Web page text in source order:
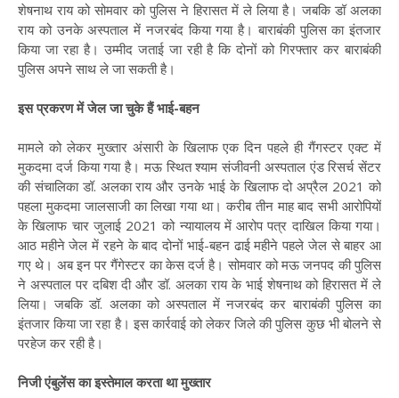
शेषनाथ राय को सोमवार को पुलिस ने हिरासत में ले लिया है। जबकि डॉ अलका
राय को उनके अस्पताल में नजरबंद किया गया है। बाराबंकी पुलिस का इंतजार
किया जा रहा है। उम्मीद जताई जा रही है कि दोनों को गिरफ्तार कर बाराबंकी
पुलिस अपने साथ ले जा सकती है।
इस प्रकरण में जेल जा चुके हैं भाई-बहन
मामले को लेकर मुख्तार अंसारी के खिलाफ एक दिन पहले ही गैंगस्टर एक्ट में
मुकदमा दर्ज किया गया है। मऊ स्थित श्याम संजीवनी अस्पताल एंड रिसर्च सेंटर
की संचालिका डॉ. अलका राय और उनके भाई के खिलाफ दो अप्रैल 2021 को
पहला मुकदमा जालसाजी का लिखा गया था। करीब तीन माह बाद सभी आरोपियों
के खिलाफ चार जुलाई 2021 को न्यायालय में आरोप पत्र दाखिल किया गया।
आठ महीने जेल में रहने के बाद दोनों भाई-बहन ढाई महीने पहले जेल से बाहर आ
गए थे। अब इन पर गैंगेस्टर का केस दर्ज है। सोमवार को मऊ जनपद की पुलिस
ने अस्पताल पर दबिश दी और डॉ. अलका राय के भाई शेषनाथ को हिरासत में ले
लिया। जबकि डॉ. अलका को अस्पताल में नजरबंद कर बाराबंकी पुलिस का
इंतजार किया जा रहा है। इस कार्रवाई को लेकर जिले की पुलिस कुछ भी बोलने से
परहेज कर रही है।
निजी एंबुलेंस का इस्तेमाल करता था मुख्तार